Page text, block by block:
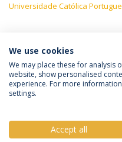
Universidade Católica
LATEST NEWS
Privacy Policy
We use cookies
We may place these for
website, show personalised
experience. For more
settings.
Accept all